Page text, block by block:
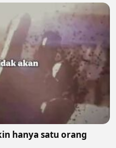
hanya satu orang